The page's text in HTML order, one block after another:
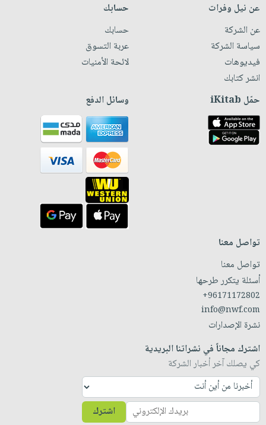
عن نيل وفرات
عن الشركة
سياسة الشركة
فيديوهات
انشر كتابك
حسابك
حسابك
عربة التسوق
لائحة الأمنيات
حمّل iKitab وسائل الدفع
تواصل معنا
تواصل معنا
أسئلة يتكرر طرحها
+96171172802
info@nwf.com
نشرة الإصدارات
اشترك مجاناً في نشراتنا البريدية
كي يصلك آخر أخبار الشركة
اشترك